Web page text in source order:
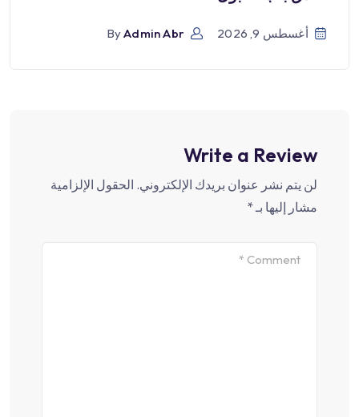
أغسطس 9, 2026 ByAdmin Abr
Write a Review
لن يتم نشر عنوان بريدك الإلكتروني. الحقول الإلزامية
مشار إليها بـ*